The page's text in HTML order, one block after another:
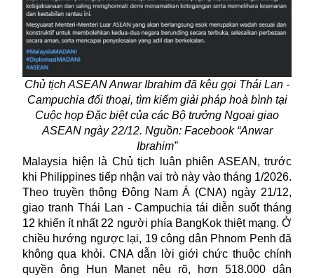
Chủ tịch ASEAN Anwar Ibrahim đã kêu gọi Thái Lan -
Campuchia đối thoại, tìm kiếm giải pháp hoà bình tại
Cuộc họp Đặc biệt của các Bộ trưởng Ngoại giao
ASEAN ngày 22/12. Nguồn: Facebook “Anwar
Ibrahim”
Malaysia hiện là Chủ tịch luân phiên ASEAN, trước
khi Philippines tiếp nhận vai trò này vào tháng 1/2026.
Theo truyền thông Đông Nam Á (CNA) ngày 21/12,
giao tranh Thái Lan - Campuchia tái diễn suốt tháng
12 khiến ít nhất 22 người phía BangKok thiệt mạng. Ở
chiều hướng ngược lại, 19 công dân Phnom Penh đã
không qua khỏi. CNA dẫn lời giới chức thuộc chính
quyền ông Hun Manet nêu rõ, hơn 518.000 dân